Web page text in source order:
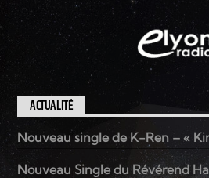
ACTUALITÉ
Nouveau single de K-Ren – «
Nouveau Single du Révérend